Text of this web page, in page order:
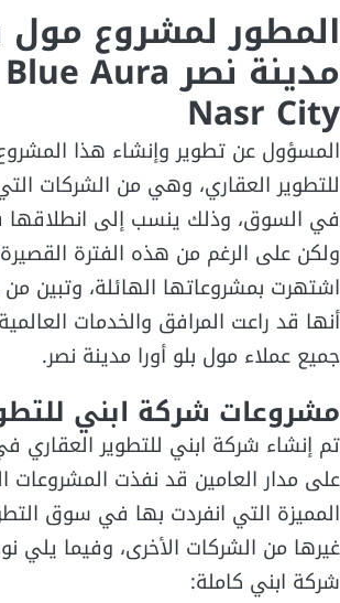
المطور لمشروع مول
مدينة نصرAura
Nasr City
المسؤول عن تطوير وإنشاء هذا
للتطوير العقاري، وهي من الشركات
ولكن على الرغم من هذه الفترة
اشتهرت بمشروعاتها الهائلة، وتبين
أنها قد راعت المرافق والخدمات
جميع عملاء مول بلو أورا مدينة نصر.
مشروعات شركة ابني
على مدار العامين قد نفذت المشروعات
المميزة التي انفردت بها في سوق
غيرها من الشركات الأخرى، وفيما يلي
شركة ابني كاملة: